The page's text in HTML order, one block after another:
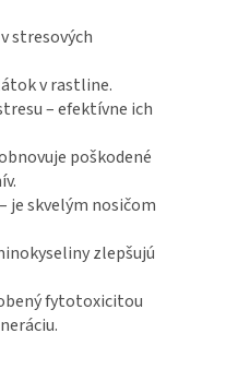
stresových
v rastline.
– efektívne ich
poškodené
je skvelým nosičom
zlepšujú
fytotoxicitou